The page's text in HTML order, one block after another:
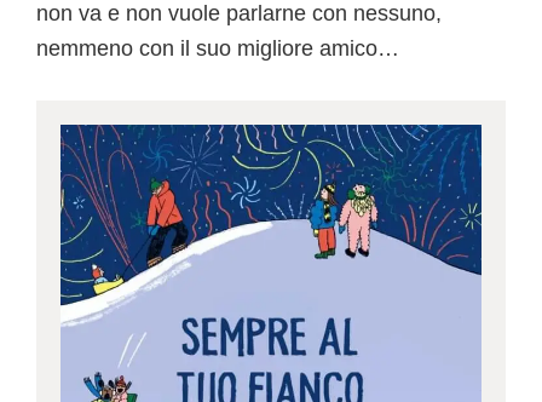
non va e non vuole parlarne con nessuno,
nemmeno con il suo migliore amico…